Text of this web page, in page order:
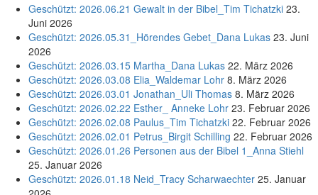
Geschützt: 2026.06.21 Gewalt in der Bibel_Tim Tichatzki 23.
Juni 2026
Geschützt: 2026.05.31_Hörendes Gebet_Dana Lukas 23. Juni
2026
Geschützt: 2026.03.15 Martha_Dana Lukas 22. März 2026
Geschützt: 2026.03.08 Elia_Waldemar Lohr 8. März 2026
Geschützt: 2026.03.01 Jonathan_Uli Thomas 8. März 2026
Geschützt: 2026.02.22 Esther_ Anneke Lohr 23. Februar 2026
Geschützt: 2026.02.08 Paulus_Tim Tichatzki 22. Februar 2026
Geschützt: 2026.02.01 Petrus_Birgit Schilling 22. Februar 2026
Geschützt: 2026.01.26 Personen aus der Bibel 1_Anna Stiehl
25. Januar 2026
Geschützt: 2026.01.18 Neid_Tracy Scharwaechter 25. Januar